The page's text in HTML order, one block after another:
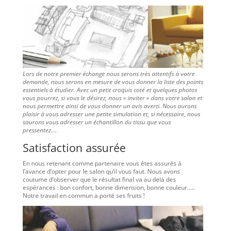
Lors de notre premier échange nous serons très attentifs à votre
demande, nous serons en mesure de vous donner la liste des points
essentiels à étudier. Avec un petit croquis coté et quelques photos
vous pourrez, si vous le désirez, nous « inviter » dans votre salon et
nous permettre ainsi de vous donner un avis averti. Nous aurons
plaisir à vous adresser une petite simulation et, si nécessaire, nous
saurons vous adresser un échantillon du tissu que vous
pressentez….
Satisfaction assurée
En nous retenant comme partenaire vous êtes assurés à
l’avance d’opter pour le salon qu’il vous faut. Nous avons
coutume d’observer que le résultat final va au delà des
espérances : bon confort, bonne dimension, bonne couleur…..
Notre travail en commun a porté ses fruits !